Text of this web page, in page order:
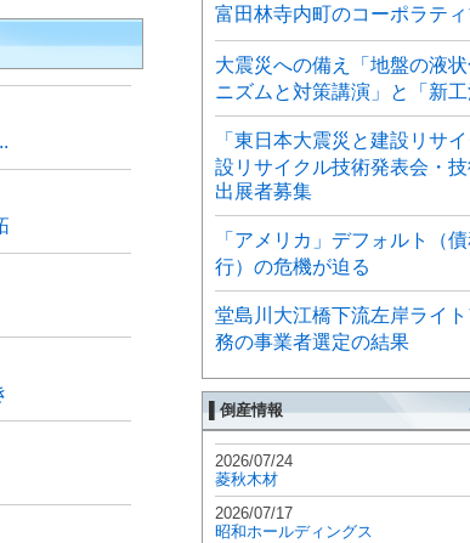
富田林寺内町のコーポラテ
大震災への備え「地盤の液
ニズムと対策講演」と「新工
「東日本大震災と建設リサ
設リサイクル技術発表会・
出展者募集
「アメリカ」デフォルト（
行）の危機が迫る
堂島川大江橋下流左岸ライ
務の事業者選定の結果
▌倒産情報
2026/07/24
菱秋木材
2026/07/17
昭和ホールディングス